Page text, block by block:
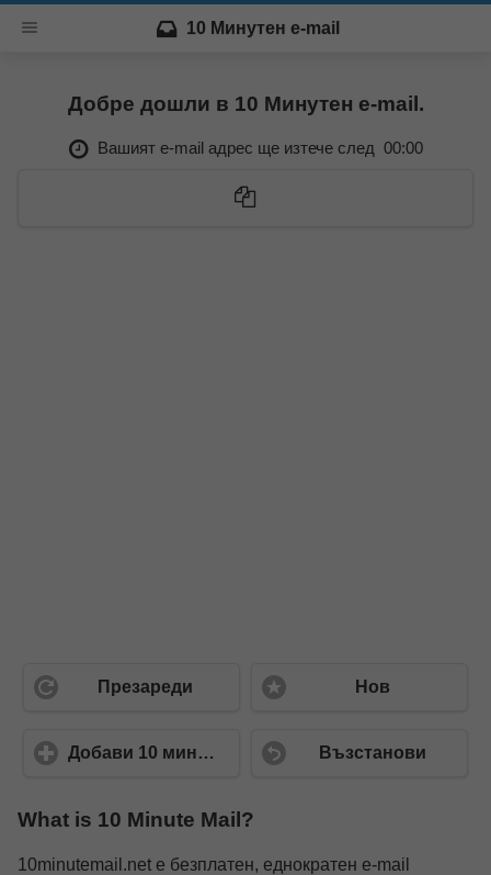
10 Минутен e-mail
Добре дошли в 10 Минутен e-mail.
Вашият e-mail адрес ще изтече след 00:00
Презареди Нов
Добави 10 минути Възстанови
What is 10 Minute Mail?
10minutemail.net е безплатен, еднократен e-mail